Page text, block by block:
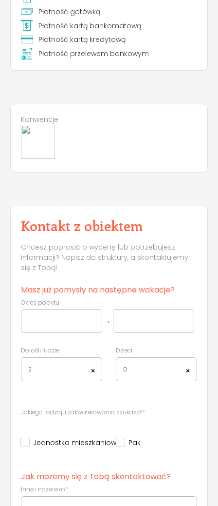
Płatność gotówką
Płatność kartą bankomatową
Płatność kartą kredytową
Płatność przelewem bankowym
Konwencje
Kontakt z obiektem
Chcesz poprosić o wycenę lub potrzebujesz
informacji? Napisz do struktury, a skontaktujemy
się z Tobą!
Masz już pomysły na następne wakacje?
Okres pobytu
→
Dorośli ludzie
×
2
Dzieci
×
0
Jakiego rodzaju zakwaterowania szukasz?*
Jednostka mieszkaniowa Pak
Jak możemy się z Tobą skontaktować?
Imię i nazwisko*